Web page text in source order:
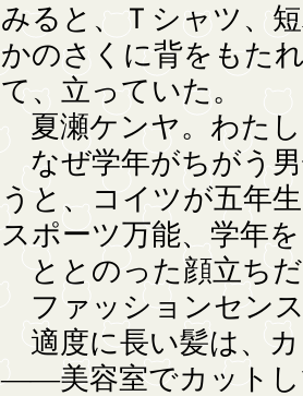
みると、Ｔシャツ、
かのさくに背をもた
て、立っていた。
夏瀬ケンヤ。わた
なぜ学年がちがう
うと、コイツが五年
スポーツ万能、学年
ととのった顔立ち
ファッションセン
適度に長い髪は、
――美容室でカットし